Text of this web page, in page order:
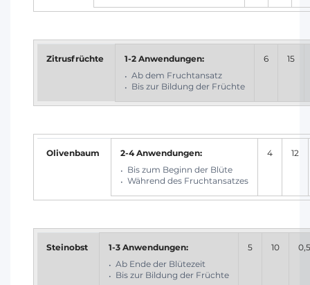
Zitrusfrüchte
1-2 Anwendungen:
Ab dem Fruchtansatz
Bis zur Bildung der Früchte
6 15
Olivenbaum
2-4 Anwendungen:
Bis zum Beginn der Blüte
Während des Fruchtansatzes
4 12
Steinobst
1-3 Anwendungen:
Ab Ende der Blütezeit
Bis zur Bildung der Früchte
5 10